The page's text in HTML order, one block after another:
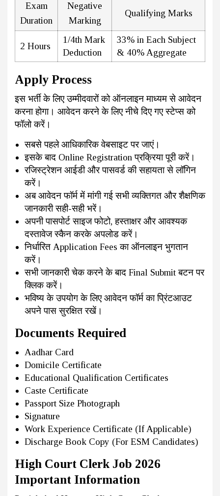
Exam
Duration
Negative
Marking
Qualifying Marks
2 Hours
1/4th Mark
Deduction
33% in Each Subject
& 40% Aggregate
Apply Process
इस भर्ती के लिए उम्मीदवारों को ऑनलाइन माध्यम से आवेदन
करना होगा। आवेदन करने के लिए नीचे दिए गए स्टेप्स को
फॉलो करें।
सबसे पहले आधिकारिक वेबसाइट पर जाएं।
इसके बाद Online Registration प्रक्रिया पूरी करें।
रजिस्ट्रेशन आईडी और पासवर्ड की सहायता से लॉगिन
करें।
अब आवेदन फॉर्म में मांगी गई सभी व्यक्तिगत और शैक्षणिक
जानकारी सही-सही भरें।
अपनी पासपोर्ट साइज फोटो, हस्ताक्षर और आवश्यक
दस्तावेज स्कैन करके अपलोड करें।
निर्धारित Application Fees का ऑनलाइन भुगतान
करें।
सभी जानकारी चेक करने के बाद Final Submit बटन पर
क्लिक करें।
भविष्य के उपयोग के लिए आवेदन फॉर्म का प्रिंटआउट
अपने पास सुरक्षित रखें।
Documents Required
Aadhar Card
Domicile Certificate
Educational Qualification Certificates
Caste Certificate
Passport Size Photograph
Signature
Work Experience Certificate (If Applicable)
Discharge Book Copy (For ESM Candidates)
High Court Clerk Job 2026
Important Information